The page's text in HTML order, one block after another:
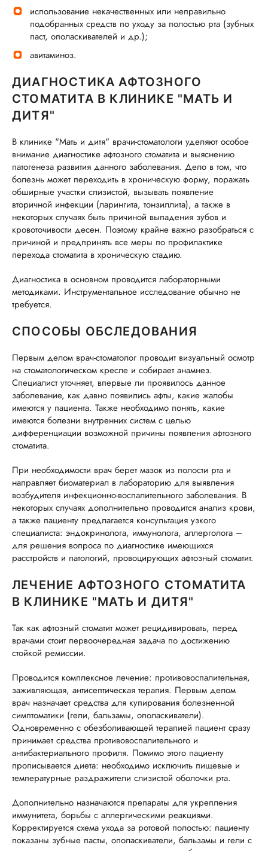
использование некачественных или неправильно
подобранных средств по уходу за полостью рта (зубных
паст, ополаскивателей и др.);
авитаминоз.
ДИАГНОСТИКА АФТОЗНОГО
СТОМАТИТА В КЛИНИКЕ "МАТЬ И
ДИТЯ"
В клинике "Мать и дитя" врачи-стоматологи уделяют особое
внимание диагностике афтозного стоматита и выяснению
патогенеза развития данного заболевания. Дело в том, что
болезнь может переходить в хроническую форму, поражать
обширные участки слизистой, вызывать появление
вторичной инфекции (ларингита, тонзиллита), а также в
некоторых случаях быть причиной выпадения зубов и
кровоточивости десен. Поэтому крайне важно разобраться с
причиной и предпринять все меры по профилактике
перехода стоматита в хроническую стадию.
Диагностика в основном проводится лабораторными
методиками. Инструментальное исследование обычно не
требуется.
СПОСОБЫ ОБСЛЕДОВАНИЯ
Первым делом врач-стоматолог проводит визуальный осмотр
на стоматологическом кресле и собирает анамнез.
Специалист уточняет, впервые ли проявилось данное
заболевание, как давно появились афты, какие жалобы
имеются у пациента. Также необходимо понять, какие
имеются болезни внутренних систем с целью
дифференциации возможной причины появления афтозного
стоматита.
При необходимости врач берет мазок из полости рта и
направляет биоматериал в лабораторию для выявления
возбудителя инфекционно-воспалительного заболевания. В
некоторых случаях дополнительно проводится анализ крови,
а также пациенту предлагается консультация узкого
специалиста: эндокринолога, иммунолога, аллерголога –
для решения вопроса по диагностике имеющихся
расстройств и патологий, провоцирующих афтозный стоматит.
ЛЕЧЕНИЕ АФТОЗНОГО СТОМАТИТА
В КЛИНИКЕ "МАТЬ И ДИТЯ"
Так как афтозный стоматит может рецидивировать, перед
врачами стоит первоочередная задача по достижению
стойкой ремиссии.
Проводится комплексное лечение: противовоспалительная,
заживляющая, антисептическая терапия. Первым делом
врач назначает средства для купирования болезненной
симптоматики (гели, бальзамы, ополаскиватели).
Одновременно с обезболивающей терапией пациент сразу
принимает средства противовоспалительного и
антибактериального профиля. Помимо этого пациенту
прописывается диета: необходимо исключить пищевые и
температурные раздражители слизистой оболочки рта.
Дополнительно назначаются препараты для укрепления
иммунитета, борьбы с аллергическими реакциями.
Корректируется схема ухода за ротовой полостью: пациенту
показаны зубные пасты, ополаскиватели, бальзамы и гели с